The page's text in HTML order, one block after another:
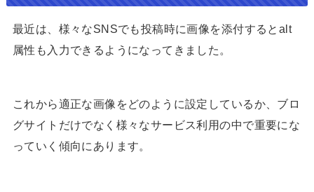
最近は、様々なSNSでも投稿時に画像を添付するとalt
属性も入力できるようになってきました。
これから適正な画像をどのように設定しているか、ブロ
グサイトだけでなく様々なサービス利用の中で重要にな
っていく傾向にあります。